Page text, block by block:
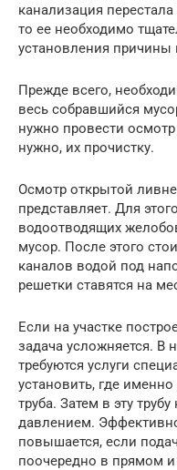
канализация
то ее необходимо
установления
Прежде всего,
весь собравшийся
нужно провести
нужно, их прочистку.
Осмотр открытой
представляет. Для
водоотводящих
мусор. После этого
каналов водой под
решетки ставятся на
Если на участке
задача усложняется. В
требуются услуги
установить, где
труба. Затем в эту
давлением.
повышается, если
поочередно в прямом